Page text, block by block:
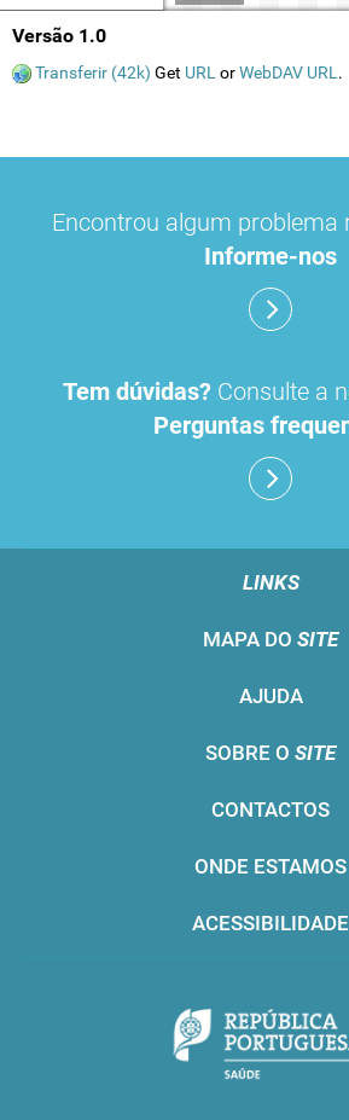
Versão 1.0
Transferir (42k) Get URL orWebDAV URL .
Encontrou algum problema
Informe-nos
Tem dúvidas? Consulte a
Perguntas
LINKS
MAPA DO SITE
AJUDA
SOBRE O SITE
CONTACTOS
ONDE ESTAMOS
ACESSIBILIDADE